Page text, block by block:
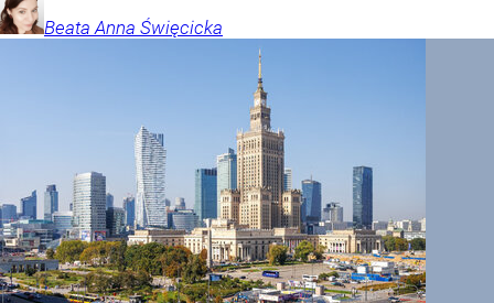
Beata Anna Święcicka